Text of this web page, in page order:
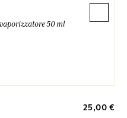
vaporizzatore 50 ml
25,00 €